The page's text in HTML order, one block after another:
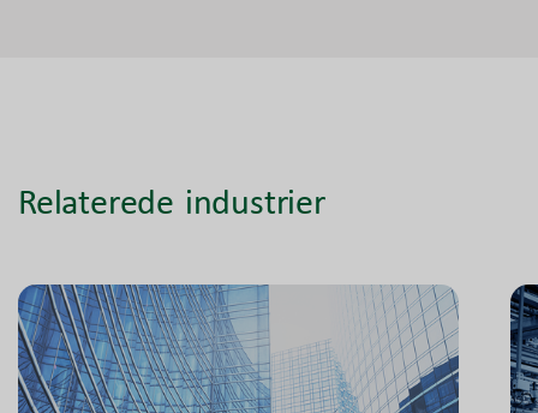
Relaterede industrier